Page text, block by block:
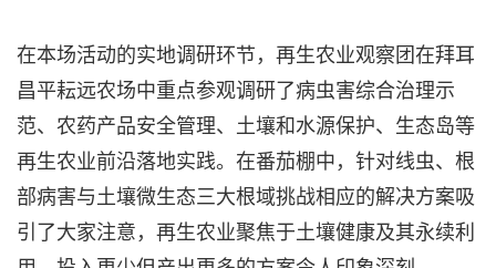
在本场活动的实地调研环节，再生农业观察团在拜耳
昌平耘远农场中重点参观调研了病虫害综合治理示
范、农药产品安全管理、土壤和水源保护、生态岛等
再生农业前沿落地实践。在番茄棚中，针对线虫、根
部病害与土壤微生态三大根域挑战相应的解决方案吸
引了大家注意，再生农业聚焦于土壤健康及其永续利